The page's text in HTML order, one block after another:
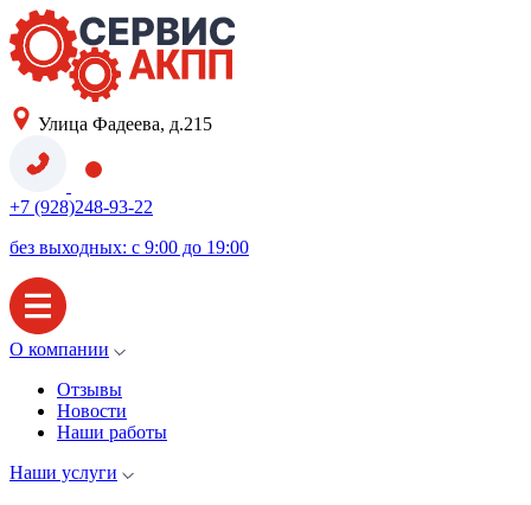
Улица Фадеева, д.215
+7 (928)248-93-22
без выходных: с 9:00 до 19:00
О компании
Отзывы
Новости
Наши работы
Наши услуги